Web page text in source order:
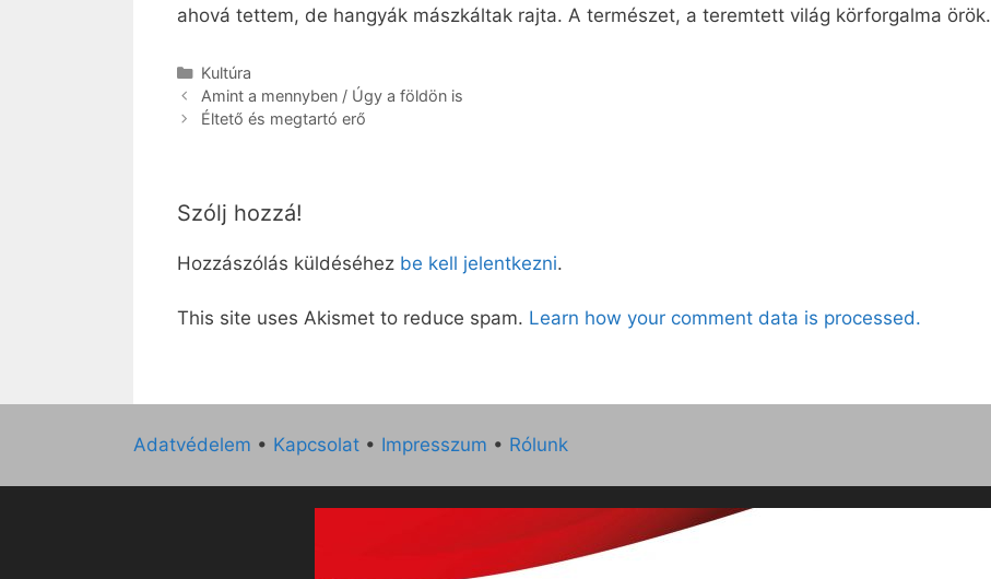
ahová tettem, de hangyák mászkáltak rajta. A természet, a teremtett világ körforgalma örök.
Kategória
Kultúra
Amint a mennyben / Úgy a földön is
Éltető és megtartó erő
Szólj hozzá!
Hozzászólás küldéséhez be kell jelentkezni.
This site uses Akismet to reduce spam. Learn how your comment data is processed.
Adatvédelem • Kapcsolat • Impresszum • Rólunk